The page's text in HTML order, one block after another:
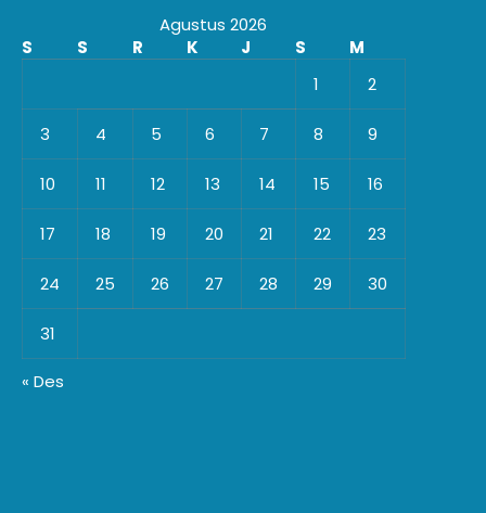
Agustus 2026
S
S R K J S
M
1
2
3 4 5 6 7 8 9
10 11 12 13 14 15 16
17 18 19 20 21 22 23
24 25 26 27 28 29 30
31
« Des